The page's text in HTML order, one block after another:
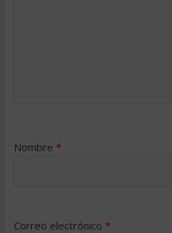
Nombre *
Correo electrónico *